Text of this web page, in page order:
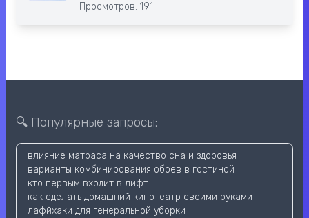
Просмотров: 191
🔍 Популярные запросы:
влияние матраса на качество сна и здоровья
варианты комбинирования обоев в гостиной
кто первым входит в лифт
как сделать домашний кинотеатр своими руками
лафйхаки для генеральной уборки